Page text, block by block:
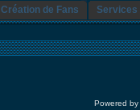
Création de Fans Services
Powered by